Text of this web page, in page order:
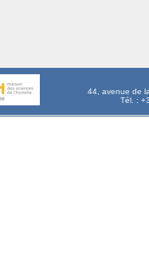
44, avenue de
Tél. :